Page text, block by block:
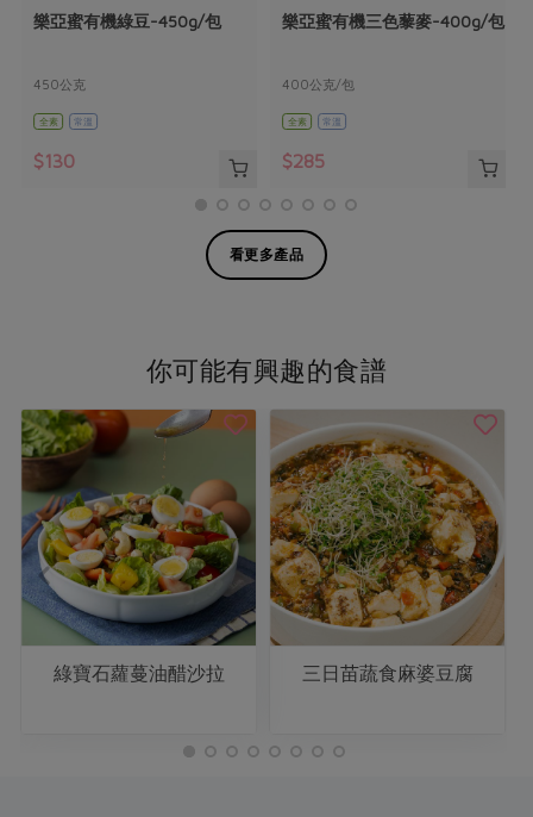
樂亞蜜有機綠豆-450g/包
450公克
全素 常溫
$130
樂亞蜜有機三色藜麥-400g/包
400公克/包
全素 常溫
$285
看更多產品
你可能有興趣的食譜
綠寶石蘿蔓油醋沙拉 三日苗蔬食麻婆豆腐